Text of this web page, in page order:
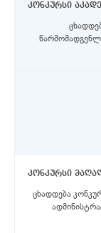
ცხადდება